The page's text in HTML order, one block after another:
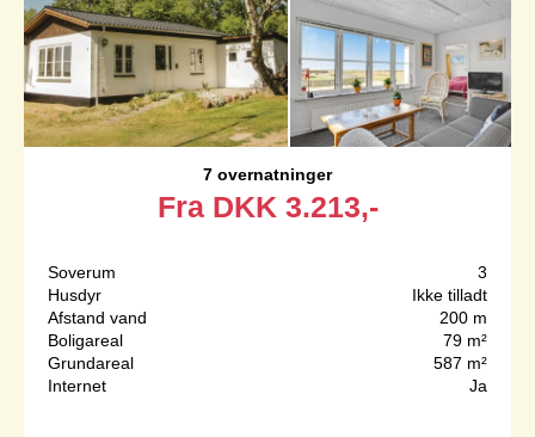
7 overnatninger
Fra DKK 3.213,-
Soverum
3
Husdyr
Ikke tilladt
Afstand vand
200 m
Boligareal
79 m²
Grundareal
587 m²
Internet
Ja